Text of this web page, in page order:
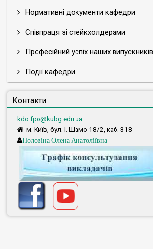
Нормативні документи кафедри
Співпраця зі стейкхолдерами
Професійний успіх наших випускників
Події кафедри
Контакти
kdo.fpo@kubg.edu.ua
м. Київ, бул. І. Шамо 18/2, каб. 318
Половіна Олена Анатоліївна